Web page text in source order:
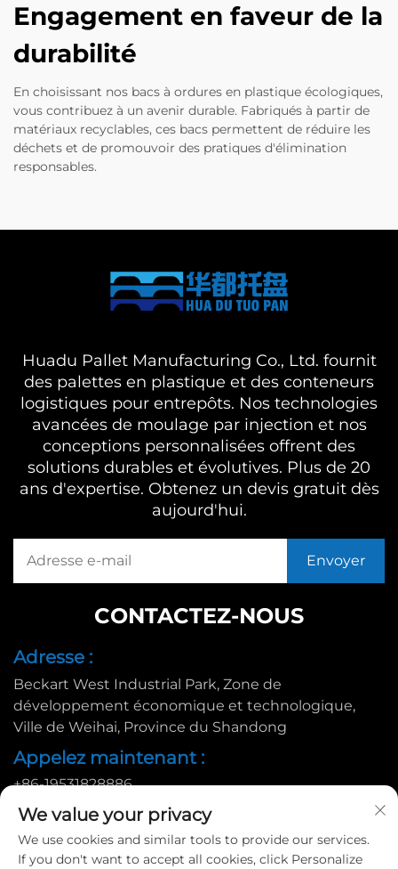
Engagement en faveur de la
durabilité
En choisissant nos bacs à ordures en plastique écologiques,
vous contribuez à un avenir durable. Fabriqués à partir de
matériaux recyclables, ces bacs permettent de réduire les
déchets et de promouvoir des pratiques d'élimination
responsables.
Huadu Pallet Manufacturing Co., Ltd. fournit
des palettes en plastique et des conteneurs
logistiques pour entrepôts. Nos technologies
avancées de moulage par injection et nos
conceptions personnalisées offrent des
solutions durables et évolutives. Plus de 20
ans d'expertise. Obtenez un devis gratuit dès
aujourd'hui.
CONTACTEZ-NOUS
Adresse :
Beckart West Industrial Park, Zone de
développement économique et technologique,
Ville de Weihai, Province du Shandong
Appelez maintenant :
+86-19531828886
E-mail :
[email protected]
We value your privacy
We use cookies and similar tools to provide our services.
If you don't want to accept all cookies, click Personalize